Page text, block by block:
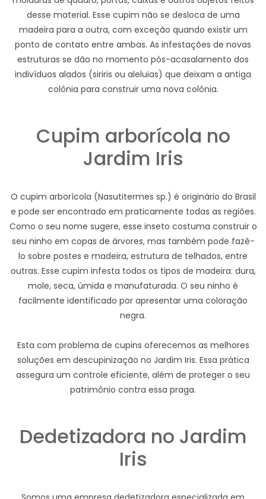
desse material. Esse cupim não se desloca de uma
madeira para a outra, com exceção quando existir um
ponto de contato entre ambas. As infestações de novas
estruturas se dão no momento pós-acasalamento dos
indivíduos alados (siriris ou aleluias) que deixam a antiga
colônia para construir uma nova colônia.
Cupim arborícola no
Jardim Iris
O cupim arborícola (Nasutitermes sp.) é originário do Brasil
e pode ser encontrado em praticamente todas as regiões.
Como o seu nome sugere, esse inseto costuma construir o
seu ninho em copas de árvores, mas também pode fazê-
lo sobre postes e madeira, estrutura de telhados, entre
outras. Esse cupim infesta todos os tipos de madeira: dura,
mole, seca, úmida e manufaturada. O seu ninho é
facilmente identificado por apresentar uma coloração
negra.
Esta com problema de cupins oferecemos as melhores
soluções em descupinização no Jardim Iris. Essa prática
assegura um controle eficiente, além de proteger o seu
patrimônio contra essa praga.
Dedetizadora no Jardim
Iris